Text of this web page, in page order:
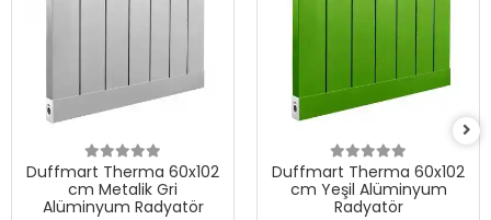
Duffmart Therma 60x102
cm Metalik Gri
Alüminyum Radyatör
Duffmart Therma 60x102
cm Yeşil Alüminyum
Radyatör